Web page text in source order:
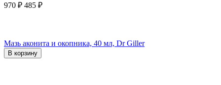
970 ₽ 485 ₽
Мазь аконита и окопника, 40 мл, Dr Giller
В корзину